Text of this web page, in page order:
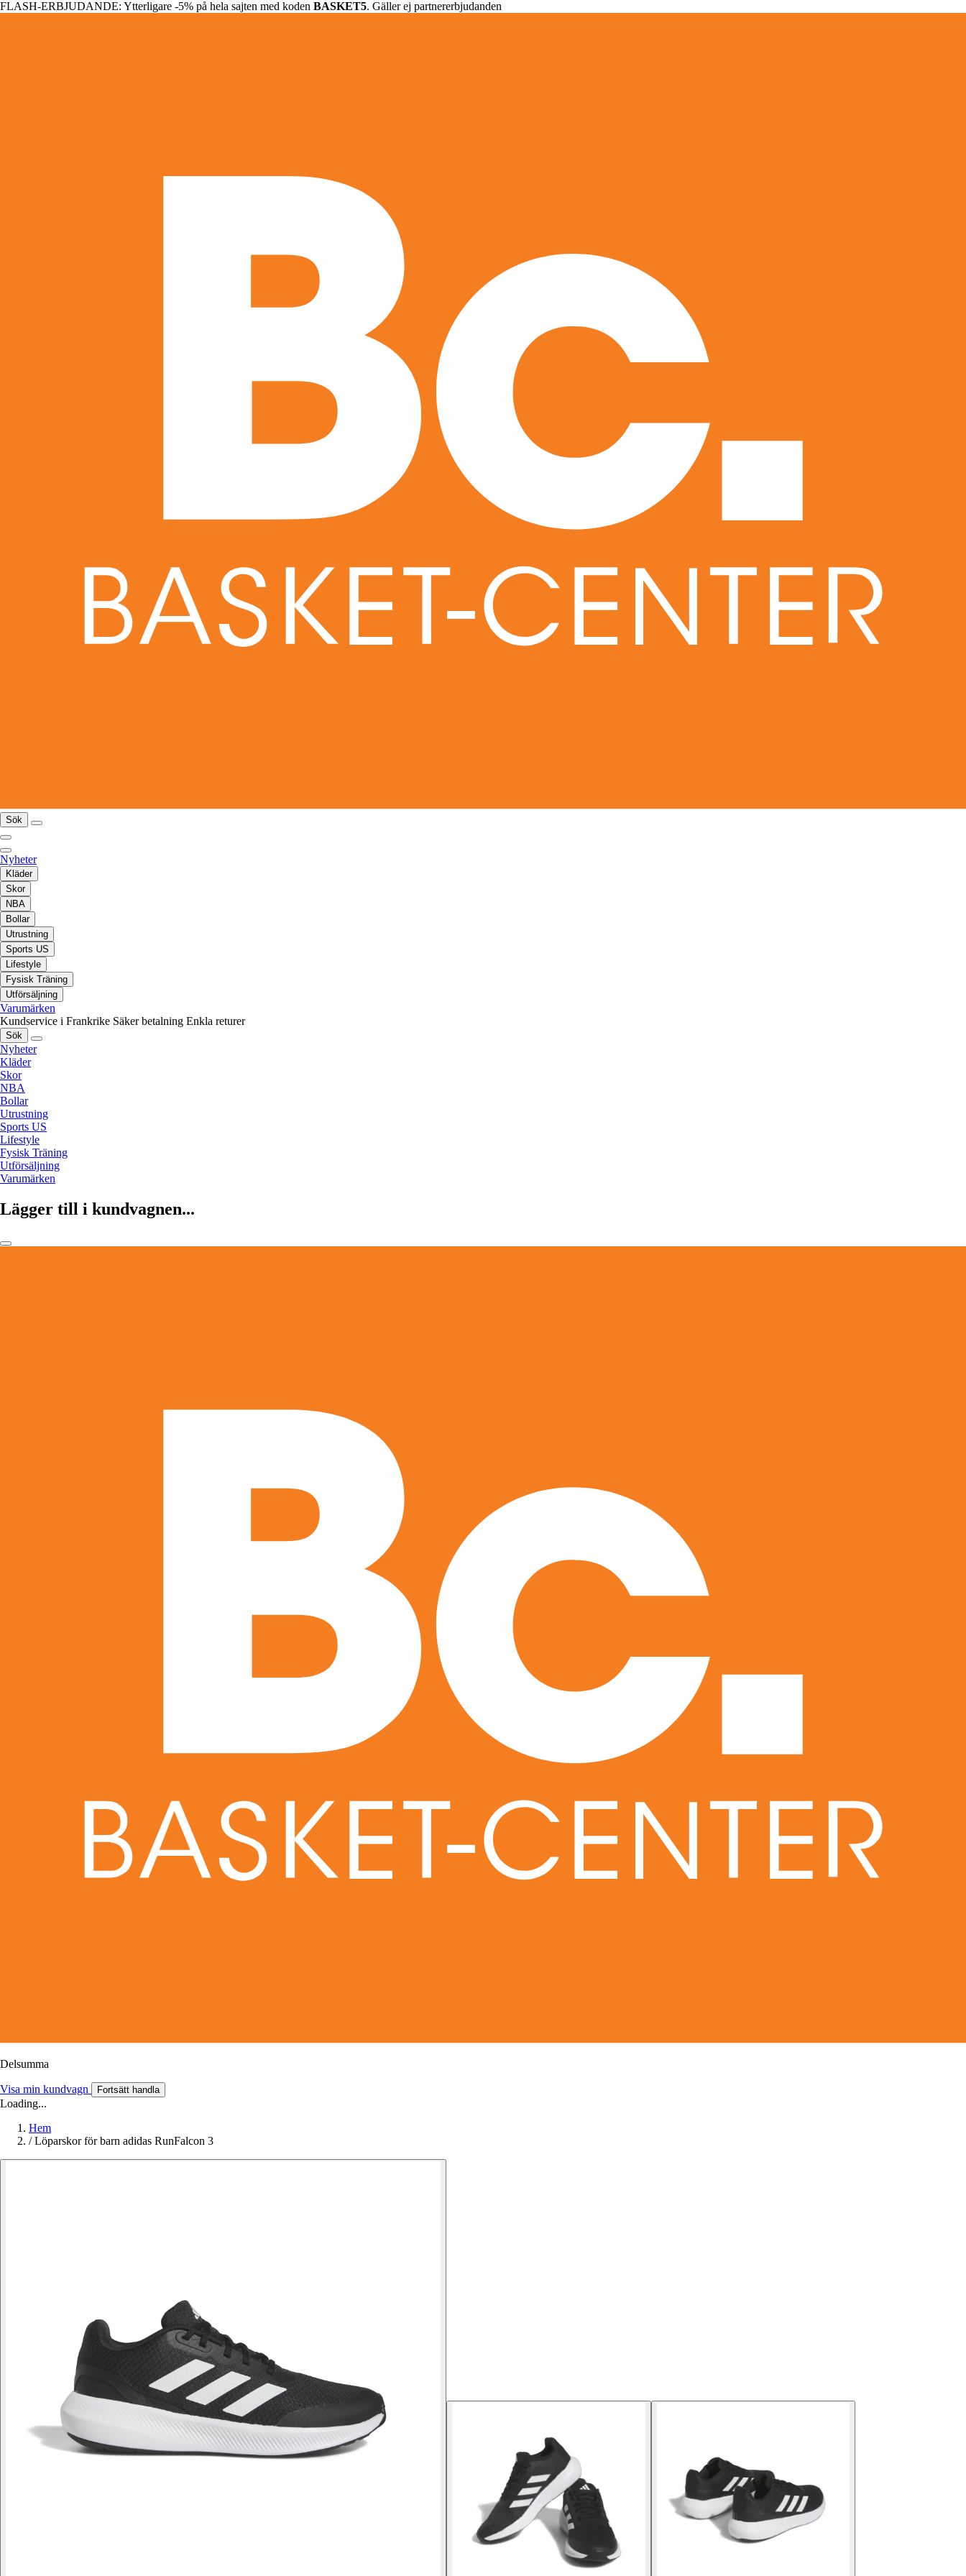
FLASH-ERBJUDANDE: Ytterligare -5% på hela sajten med koden BASKET5. Gäller ej partnererbjudanden
Sök
Nyheter
Kläder
Skor
NBA
Bollar
Utrustning
Sports US
Lifestyle
Fysisk Träning
Utförsäljning
Varumärken
Kundservice i Frankrike Säker betalning Enkla returer
Sök
Nyheter
Kläder
Skor
NBA
Bollar
Utrustning
Sports US
Lifestyle
Fysisk Träning
Utförsäljning
Varumärken
Lägger till i kundvagnen...
Delsumma
Visa min kundvagn Fortsätt handla
Loading...
Hem
/ Löparskor för barn adidas RunFalcon 3